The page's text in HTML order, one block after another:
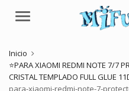
Menú
Inicio
⭐PARA XIAOMI REDMI NOTE 7/7
CRISTAL TEMPLADO FULL GLUE
para-xiaomi-redmi-note-7-